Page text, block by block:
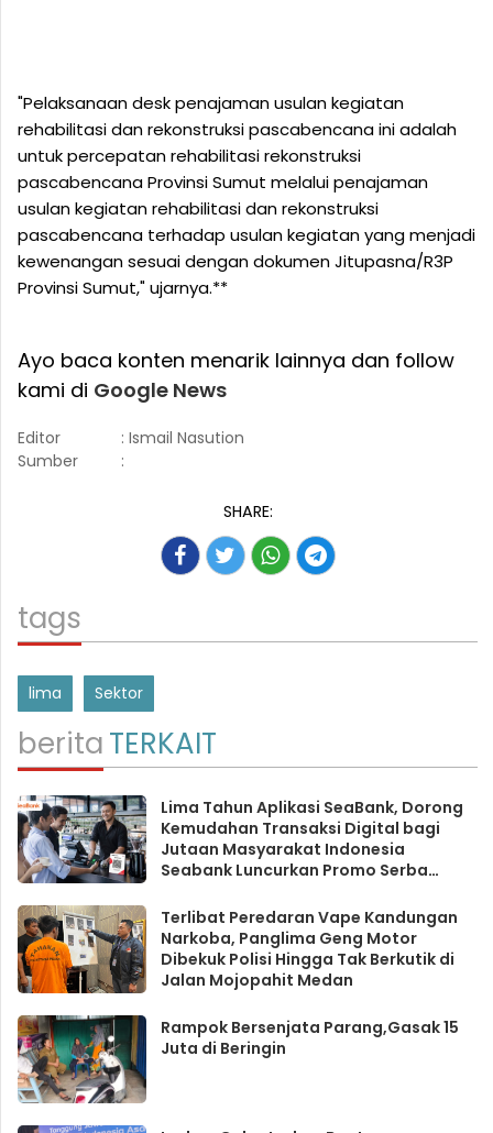
"Pelaksanaan desk penajaman usulan kegiatan
rehabilitasi dan rekonstruksi pascabencana ini adalah
untuk percepatan rehabilitasi rekonstruksi
pascabencana Provinsi Sumut melalui penajaman
usulan kegiatan rehabilitasi dan rekonstruksi
pascabencana terhadap usulan kegiatan yang menjadi
kewenangan sesuai dengan dokumen Jitupasna/R3P
Provinsi Sumut," ujarnya.**
Ayo baca konten menarik lainnya dan follow
kami di Google News
Editor
: Ismail Nasution
Sumber
:
SHARE:
tags
lima Sektor
beritaTERKAIT
Lima Tahun Aplikasi SeaBank, Dorong
Kemudahan Transaksi Digital bagi
Jutaan Masyarakat Indonesia
Seabank Luncurkan Promo Serba
Terlibat Peredaran Vape Kandungan
Narkoba, Panglima Geng Motor
Dibekuk Polisi Hingga Tak Berkutik di
Jalan Mojopahit Medan
Rampok Bersenjata Parang,Gasak 15
Juta di Beringin